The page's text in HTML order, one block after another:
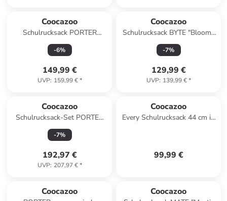
Coocazoo
Schulrucksack PORTER
"Electric Ice" in Schwarz/Blau
-6%
149,99 €
UVP: 159,99 €*
Coocazoo
Schulrucksack BYTE "Bloomy
Daisy" in Blau
-7%
129,99 €
UVP: 139,99 €*
Coocazoo
Schulrucksack-Set PORTER
"Bloomy Daisy" 3-tlg. in Blau
-7%
192,97 €
UVP: 207,97 €*
Coocazoo
Every Schulrucksack 44 cm in
99,99 €
Coocazoo Coocazoo